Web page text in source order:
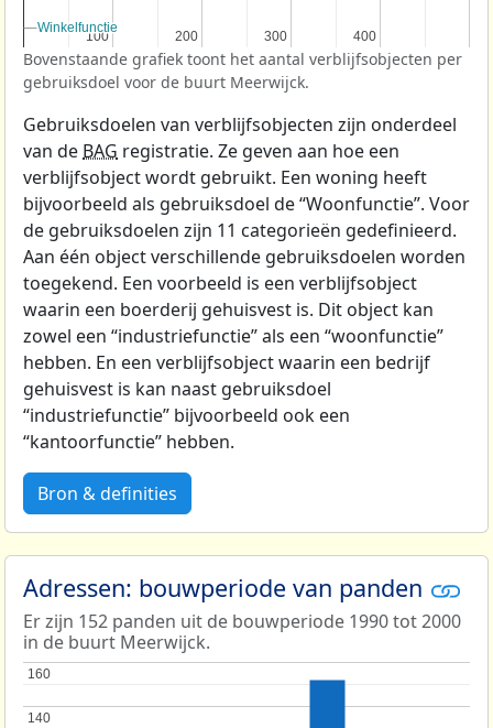
100
100 200
200 300
300 400
400
Winkelfunctie
Winkelfunctie
Bovenstaande grafiek toont het aantal verblijfsobjecten per
gebruiksdoel voor de buurt Meerwijck.
Gebruiksdoelen van verblijfsobjecten zijn onderdeel
van de BAG registratie. Ze geven aan hoe een
verblijfsobject wordt gebruikt. Een woning heeft
bijvoorbeeld als gebruiksdoel de “Woonfunctie”. Voor
de gebruiksdoelen zijn 11 categorieën gedefinieerd.
Aan één object verschillende gebruiksdoelen worden
toegekend. Een voorbeeld is een verblijfsobject
waarin een boerderij gehuisvest is. Dit object kan
zowel een “industriefunctie” als een “woonfunctie”
hebben. En een verblijfsobject waarin een bedrijf
gehuisvest is kan naast gebruiksdoel
“industriefunctie” bijvoorbeeld ook een
“kantoorfunctie” hebben.
Bron & definities
Adressen: bouwperiode van panden
Er zijn 152 panden uit de bouwperiode 1990 tot 2000
in de buurt Meerwijck.
140
140
160
160